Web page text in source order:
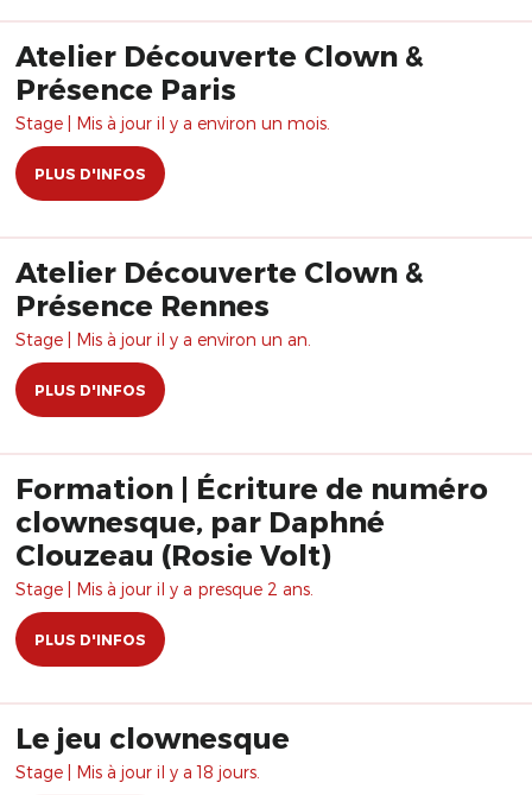
Atelier Découverte Clown &
Présence Paris
Stage | Mis à jour il y a environ un mois.
PLUS D'INFOS
Atelier Découverte Clown &
Présence Rennes
Stage | Mis à jour il y a environ un an.
PLUS D'INFOS
Formation | Écriture de numéro
clownesque, par Daphné
Clouzeau (Rosie Volt)
Stage | Mis à jour il y a presque 2 ans.
PLUS D'INFOS
Le jeu clownesque
Stage | Mis à jour il y a 18 jours.